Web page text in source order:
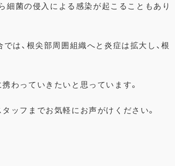
細菌の侵入による感染が起こることもあり
は、根尖部周囲組織へと炎症は拡大し、根
携わっていきたいと思っています。
タッフまでお気軽にお声がけください。